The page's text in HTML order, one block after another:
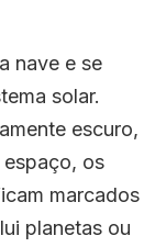
nave e se
solar.
escuro,
os
marcados
planetas ou